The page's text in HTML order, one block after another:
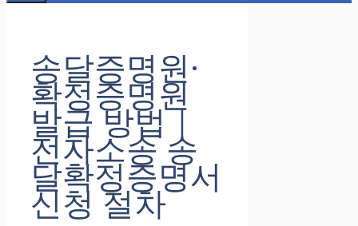
송달증명원·
확정증명원
발급 방법｜
전자소송 송
달확정증명서
신청 절차